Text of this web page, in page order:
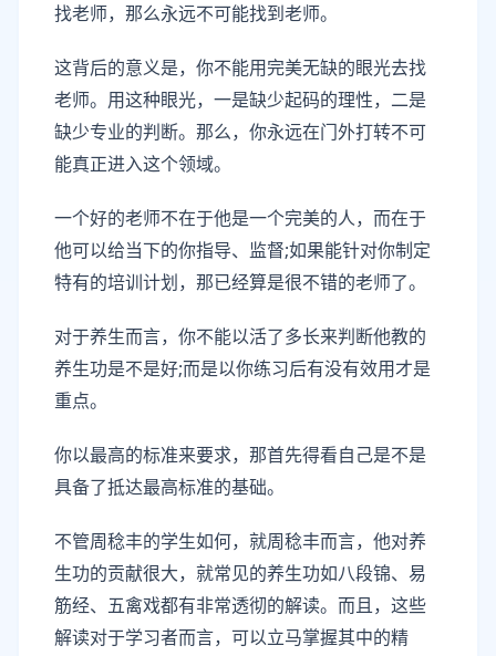
找老师，那么永远不可能找到老师。
这背后的意义是，你不能用完美无缺的眼光去找
老师。用这种眼光，一是缺少起码的理性，二是
缺少专业的判断。那么，你永远在门外打转不可
能真正进入这个领域。
一个好的老师不在于他是一个完美的人，而在于
他可以给当下的你指导、监督;如果能针对你制定
特有的培训计划，那已经算是很不错的老师了。
对于养生而言，你不能以活了多长来判断他教的
养生功是不是好;而是以你练习后有没有效用才是
重点。
你以最高的标准来要求，那首先得看自己是不是
具备了抵达最高标准的基础。
不管周稔丰的学生如何，就周稔丰而言，他对养
生功的贡献很大，就常见的养生功如八段锦、易
筋经、五禽戏都有非常透彻的解读。而且，这些
解读对于学习者而言，可以立马掌握其中的精